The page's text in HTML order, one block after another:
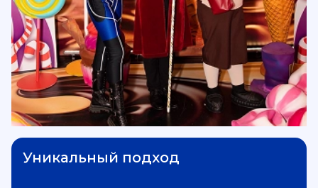
Уникальный подход